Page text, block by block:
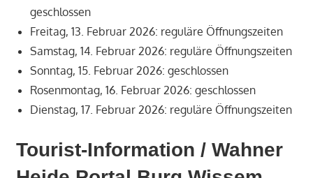
geschlossen
Freitag, 13. Februar 2026: reguläre Öffnungszeiten
Samstag, 14. Februar 2026: reguläre Öffnungszeiten
Sonntag, 15. Februar 2026: geschlossen
Rosenmontag, 16. Februar 2026: geschlossen
Dienstag, 17. Februar 2026: reguläre Öffnungszeiten
Tourist-Information / Wahner